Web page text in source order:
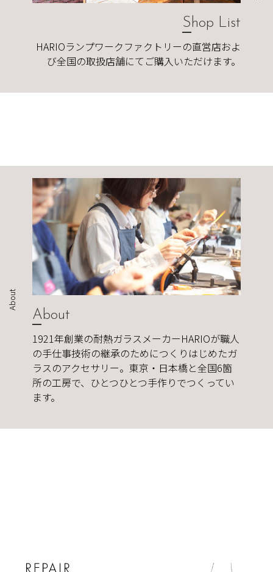
Shop List
HARIOランプワークファクトリーの直営店およ
び全国の取扱店舗にてご購入いただけます。
About
About
1921年創業の耐熱ガラスメーカーHARIOが職人
の手仕事技術の継承のためにつくりはじめたガ
ラスのアクセサリー。東京・日本橋と全国6箇
所の工房で、ひとつひとつ手作りでつくってい
ます。